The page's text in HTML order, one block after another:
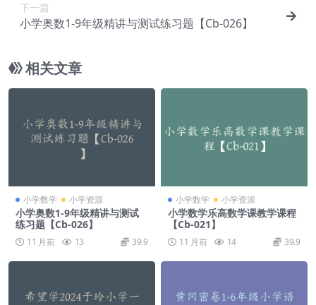
下一篇
小学奥数1-9年级精讲与测试练习题【Cb-026】
相关文章
小学数学 小学资源
小学奥数1-9年级精讲与测试
练习题【Cb-026】
11 月前 13 39.9
小学数学 小学资源
小学数学乐高数学课教学课程
【Cb-021】
11 月前 14 39.9